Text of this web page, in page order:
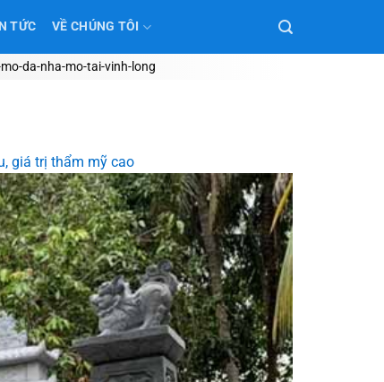
TỨC VỀ CHÚNG TÔI
da-nha-mo-tai-vinh-long
giá trị thẩm mỹ cao